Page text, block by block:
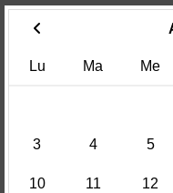
Lu Ma Me
3 4 5
10 11 12